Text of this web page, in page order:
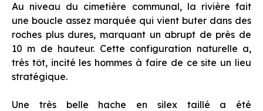
Au niveau du cimetière communal, la rivière fait
une boucle assez marquée qui vient buter dans des
roches plus dures, marquant un abrupt de près de
10 m de hauteur. Cette configuration naturelle a,
très tôt, incité les hommes à faire de ce site un lieu
stratégique.
Une très belle hache en silex taillé a été